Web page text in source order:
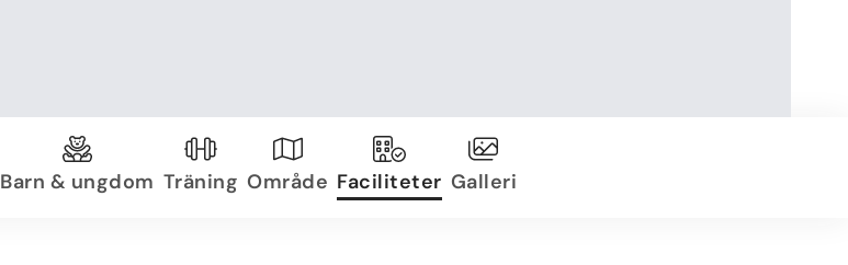
Barn & ungdom Träning Område Faciliteter Galleri